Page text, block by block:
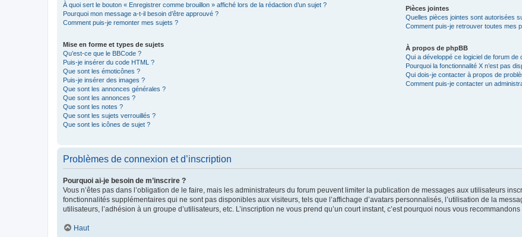
À quoi sert le bouton « Enregistrer comme brouillon » affiché lors de la rédaction d’un sujet ?
Pourquoi mon message a-t-il besoin d’être approuvé ?
Comment puis-je remonter mes sujets ?
Mise en forme et types de sujets
Qu’est-ce que le BBCode ?
Puis-je insérer du code HTML ?
Que sont les émoticônes ?
Puis-je insérer des images ?
Que sont les annonces générales ?
Que sont les annonces ?
Que sont les notes ?
Que sont les sujets verrouillés ?
Que sont les icônes de sujet ?
Pièces jointes
Quelles pièces jointes sont autorisées
Comment puis-je retrouver toutes mes
À propos de phpBB
Qui a développé ce logiciel de forum de
Pourquoi la fonctionnalité X n’est pas
Qui dois-je contacter à propos de
Comment puis-je contacter un
Problèmes de connexion et d’inscription
Pourquoi ai-je besoin de m’inscrire ?
Vous n’êtes pas dans l’obligation de le faire, mais les administrateurs du forum peuvent limiter la publication de messages aux utilisateurs
fonctionnalités supplémentaires qui ne sont pas disponibles aux visiteurs, tels que l’affichage d’avatars personnalisés, l’utilisation de la
utilisateurs, l’adhésion à un groupe d’utilisateurs, etc. L’inscription ne vous prend qu’un court instant, c’est pourquoi nous vous recommandons
Haut